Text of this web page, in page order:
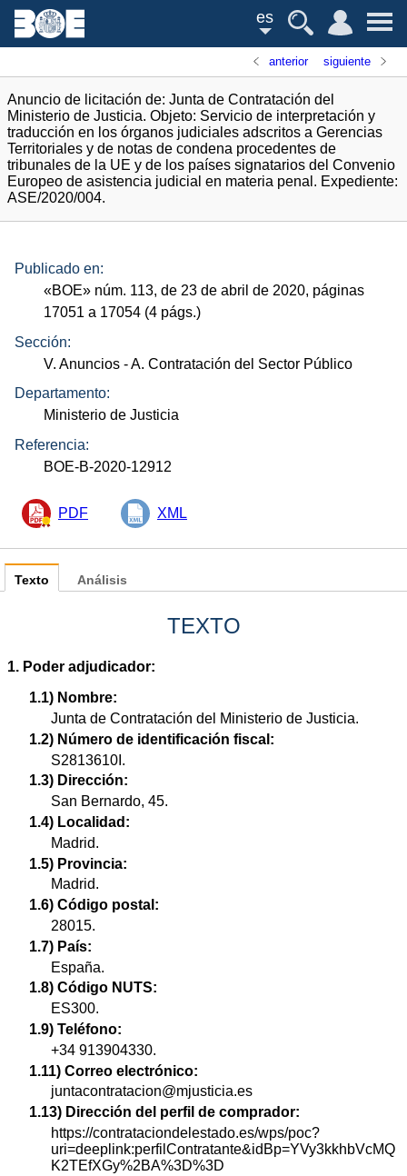
es
anterior siguiente
Anuncio de licitación de: Junta de Contratación del
Ministerio de Justicia. Objeto: Servicio de interpretación y
traducción en los órganos judiciales adscritos a Gerencias
Territoriales y de notas de condena procedentes de
tribunales de la UE y de los países signatarios del Convenio
Europeo de asistencia judicial en materia penal. Expediente:
ASE/2020/004.
Publicado en:
«BOE» núm. 113, de 23 de abril de 2020, páginas
17051 a 17054 (4 págs.)
Sección:
V. Anuncios - A. Contratación del Sector Público
Departamento:
Ministerio de Justicia
Referencia:
BOE-B-2020-12912
PDF XML
Texto
TEXTO
1. Poder adjudicador:
1.1) Nombre:
Junta de Contratación del Ministerio de Justicia.
1.2) Número de identificación fiscal:
S2813610I.
1.3) Dirección:
San Bernardo, 45.
1.4) Localidad:
Madrid.
1.5) Provincia:
Madrid.
1.6) Código postal:
28015.
1.7) País:
España.
1.8) Código NUTS:
ES300.
1.9) Teléfono:
+34 913904330.
1.11) Correo electrónico:
juntacontratacion@mjusticia.es
1.13) Dirección del perfil de comprador:
https://contrataciondelestado.es/wps/poc?
uri=deeplink:perfilContratante&idBp=YVy3kkhbVcMQ
K2TEfXGy%2BA%3D%3D
Análisis